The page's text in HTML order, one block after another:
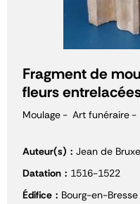
Fragment de
fleurs
Moulage Art funéraire
Auteur(s)
Jean de
Datation
1516-1522
Édifice
Bourg-en-